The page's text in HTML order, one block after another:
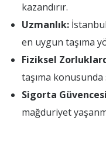
kazandırır.
Uzmanlık:
en uygun taşıma
Fiziksel
taşıma konusunda
Sigorta
mağduriyet